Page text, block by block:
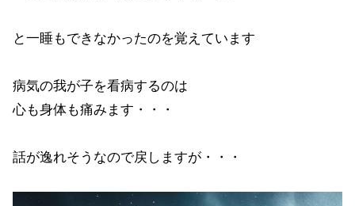
と一睡もできなかったのを覚えています
病気の我が子を看病するのは
心も身体も痛みます・・・
話が逸れそうなので戻しますが・・・